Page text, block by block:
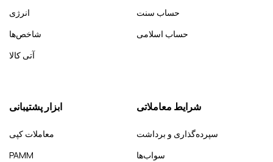
انرژی
شاخص‌ها
آتی کالا
حساب سنت
حساب اسلامی
ابزار پشتیبانی
معاملات کپی
PAMM
شرایط معاملاتی
سپرده‌گذاری و برداشت
سواب‌ها